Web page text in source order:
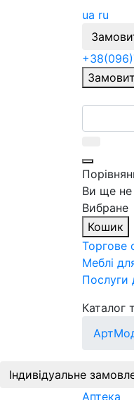
ua ru
+38(096)
Ви ще не
Вибране
Кошик
Торгове
Меблі
Послуги
Каталог
Індивідуальне
Аптека